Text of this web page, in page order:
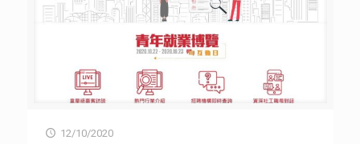
12/10/2020